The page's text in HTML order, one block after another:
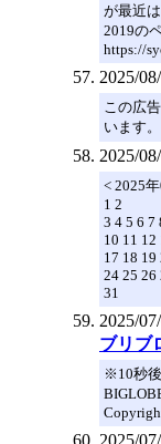
が最近
2019の
https://
2025/
この広
います。
2025/
< 2025
1 2
3 4 5 6 7
10 11 12
17 18 19
24 25 26
31
2025/
ブリブ
※10秒
2025/